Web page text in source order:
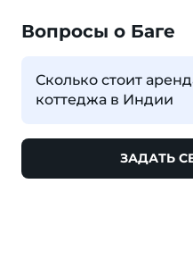
Вопросы о Баге
Сколько стоит
коттеджа в Индии
ЗАДАТЬ